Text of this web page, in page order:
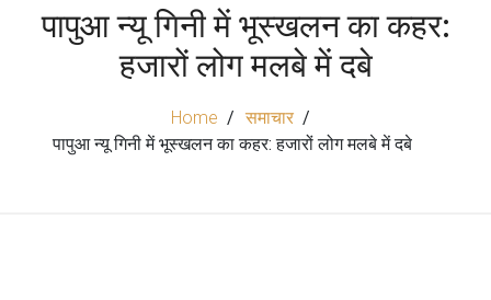
पापुआ न्यू गिनी में भूस्खलन का कहर:
हजारों लोग मलबे में दबे
Home
समाचार
पापुआ न्यू गिनी में भूस्खलन का कहर: हजारों लोग मलबे में दबे